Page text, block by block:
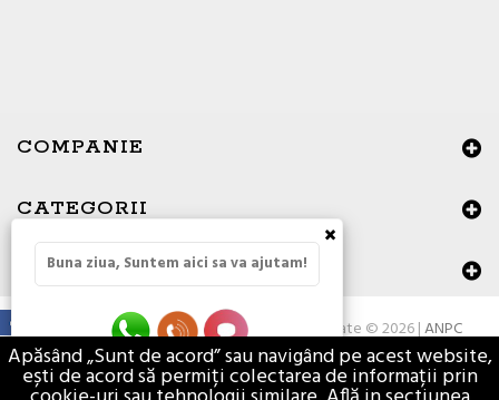
COMPANIE
CATEGORII
DATE DE CONTACT
Toate drepturile rezervate © 2026 |ANPC
Apăsând „Sunt de acord” sau navigând pe acest website,
ești de acord să permiți colectarea de informații prin
×
Buna ziua, Suntem aici sa va ajutam!